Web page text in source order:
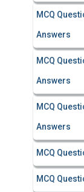
MCQ
Answers
MCQ
Answers
MCQ
Answers
MCQ
MCQ